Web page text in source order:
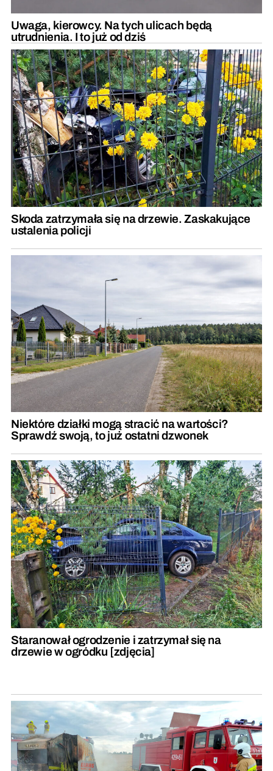
Uwaga, kierowcy. Na tych ulicach będą
utrudnienia. I to już od dziś
Skoda zatrzymała się na drzewie. Zaskakujące
ustalenia policji
Niektóre działki mogą stracić na wartości?
Sprawdź swoją, to już ostatni dzwonek
Staranował ogrodzenie i zatrzymał się na
drzewie w ogródku [zdjęcia]